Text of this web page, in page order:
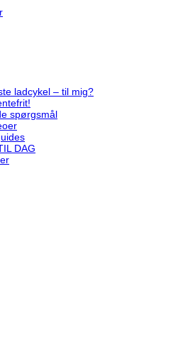
ladcykel – til mig?
spørgsmål
DAG